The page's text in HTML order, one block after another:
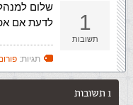
1
תשובות
שלום
לדעת אם
תגיות:
1 תשובות